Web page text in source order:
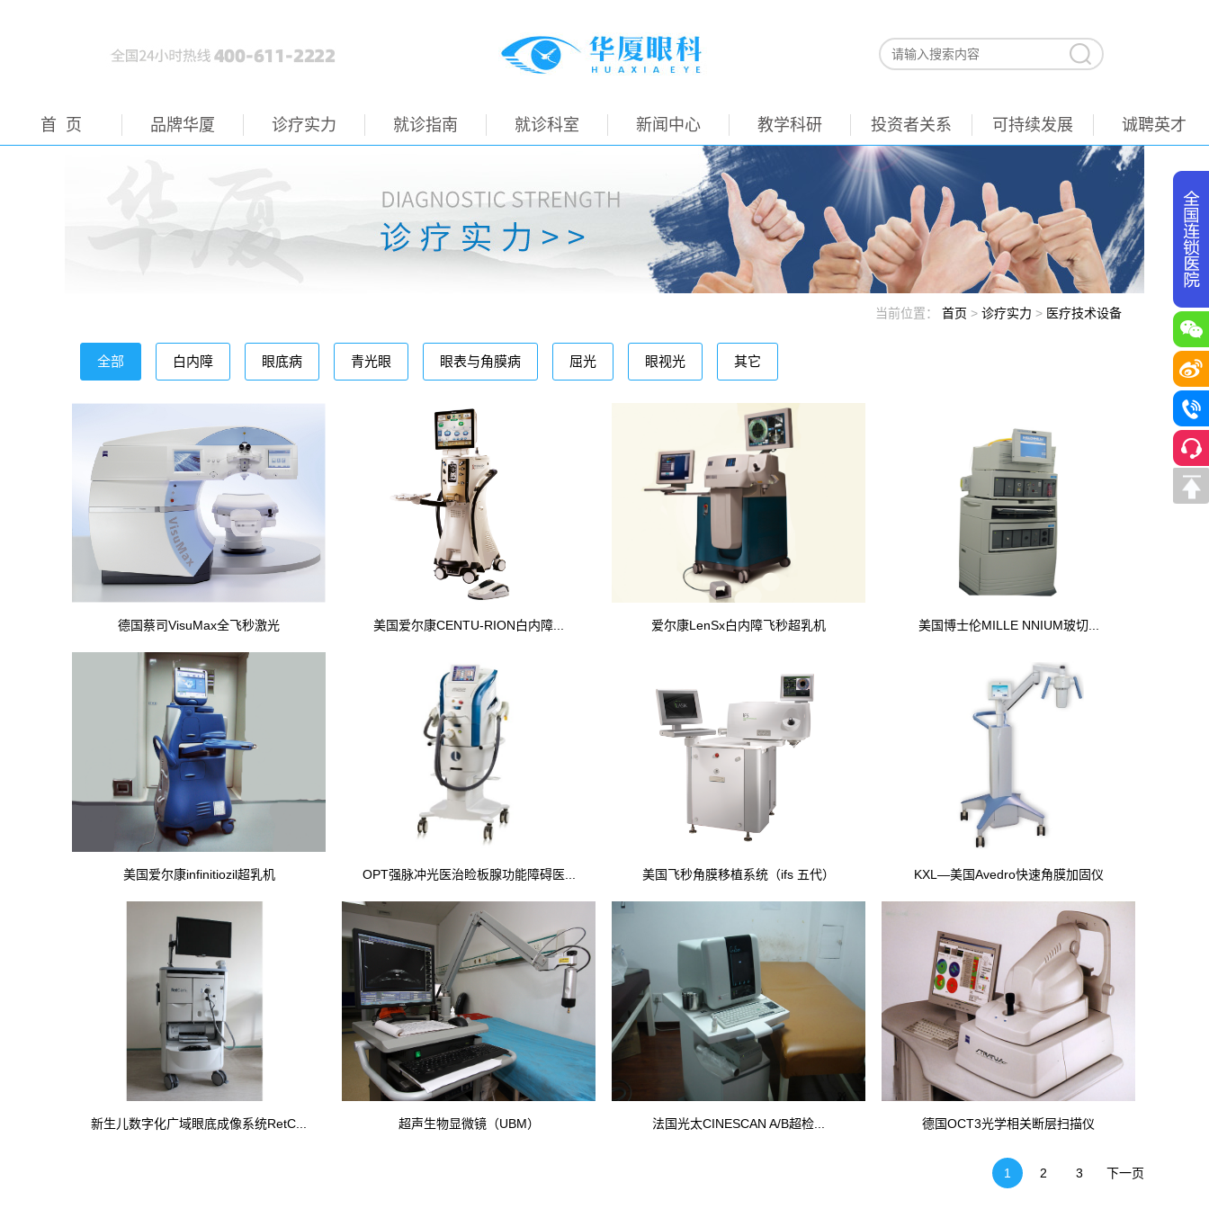
首 页 品牌华厦 诊疗实力 就诊指南 就诊科室 新闻中心 教学科研 投资者关系 可持续发展 诚聘英才
当前位置： 首页 > 诊疗实力 > 医疗技术设备
全部 白内障 眼底病 青光眼 眼表与角膜病 屈光 眼视光 其它
德国蔡司VisuMax全飞秒激光 美国爱尔康CENTU-RION白内障... 爱尔康LenSx白内障飞秒超乳机 美国博士伦MILLE NNIUM玻切...
美国爱尔康infinitiozil超乳机 OPT强脉冲光医治睑板腺功能障碍医... 美国飞秒角膜移植系统（ifs 五代） KXL—美国Avedro快速角膜加固仪
新生儿数字化广域眼底成像系统RetC... 超声生物显微镜（UBM） 法国光太CINESCAN A/B超检... 德国OCT3光学相关断层扫描仪
1 2 3 下一页